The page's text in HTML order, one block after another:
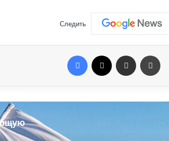
Следить
Facebook Отправить e-mail